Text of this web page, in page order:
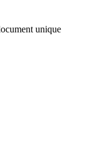
unique